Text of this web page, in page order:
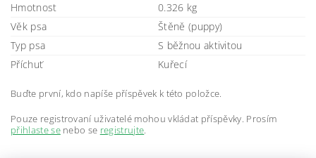
Hmotnost
0.326 kg
Věk psa
Štěně (puppy)
Typ psa
S běžnou aktivitou
Příchuť
Kuřecí
Buďte první, kdo napíše příspěvek k této položce.
Pouze registrovaní uživatelé mohou vkládat příspěvky. Prosím
přihlaste senebo se registrujte.